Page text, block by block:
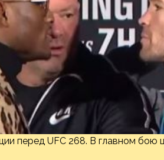
перед UFC 268. В главном бою